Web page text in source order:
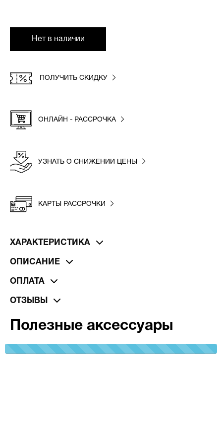
Нет в наличии
ПОЛУЧИТЬ СКИДКУ
ОНЛАЙН - РАССРОЧКА
УЗНАТЬ О СНИЖЕНИИ ЦЕНЫ
КАРТЫ РАССРОЧКИ
ХАРАКТЕРИСТИКА
ОПИСАНИЕ
ОПЛАТА
ОТЗЫВЫ
Полезные аксессуары
100%